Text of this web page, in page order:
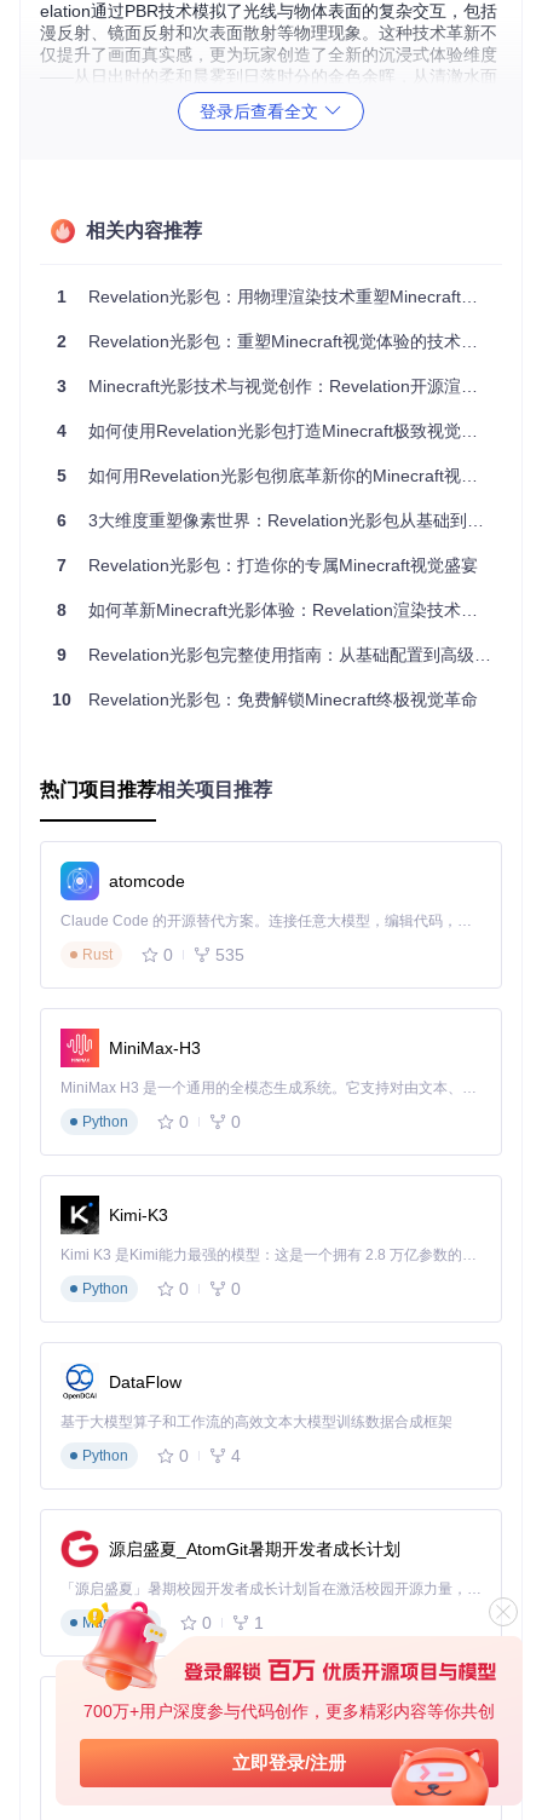
700万+用户深度参与代码创作，更多精彩内容等你共创
立即登录/注册
elation通过PBR技术模拟了光线与物体表面的复杂交互，包括
漫反射、镜面反射和次表面散射等物理现象。这种技术革新不
仅提升了画面真实感，更为玩家创造了全新的沉浸式体验维度
——从日出时的柔和晨雾到日落时分的金色余晖，从清澈水面
的波光粼粼到深邃星空的浩瀚无垠，每个场景都呈现出前所未
实现逼真光照：PBR渲染引擎的技术突破
光照的真实物理交互。在传统渲染方案中，材质表现往往通过
（BRDF）精确模拟不同材质的光学特性。
    A[光源发射] --> B[光线传播]
    B --> C{表面交互}
    C --> D[漫反射]
    C --> E[镜面反射]
    C --> F[折射]
    D --> G[颜色吸收]
    E --> H[高光计算]
    F --> I[透明效果]
光影包中的BRDF实现位于shaders/lib/surface/BRDF.gl
个参数控制材质表现。金属材质会反射更多环境光，而非金属
构建动态天空：大气散射与星图系统
Revelation实现了基于瑞利散射和米氏散射的大气模型，使游
戏天空随时间、天气动态变化。该系统主要由三个组件构成：
大气散射算法、动态光照调节和高分辨率星图纹理。
星图纹理
采用4096x2048的高分辨率HDR格式存储，包含了真实星空数
据。在游戏中，这个纹理会根据时间和地理位置动态调整，呈
现从银河到星座的丰富细节。夜晚场景中，星图与大气散射效
果结合，创造出令人惊叹的夜空效果，极大增强了游戏的沉浸
感。
打造真实水体：多层渲染与物理模拟
水体渲染是Revelation的另一大技术亮点，通过多层渲染技术
实现了从浅水区到深水区的视觉过渡。水面效果由反射、折
射、波浪动画和水下散射四个模块组成：
反射系统：通过环境立方体贴图捕捉周围场景，实现水面对
天空和环境的实时反射
折射效果：根据水深和水质参数，模拟光线穿过水面时的偏
折现象
动效果
水下散射：模拟光线在水中传播时的吸收和散射，创造出符
合深度的颜色变化
这些技术实现主要集中在
复杂的数学计算实现了Minecraft中最逼真的水体效果之一。
应用场景指南：从新手到专家的进阶路径
新手入门：基础安装与配置优化
安装部署步骤
通过Git命令获取项目资源：
git clone https://gitco
de.com/gh_mirrors/re/Revelation
将shaders文件夹复制到Minecraft游戏目录下的resourcep
acks文件夹
在游戏设置的视频选项中启用光影包
基础配置建议
效果说明
登录后查看全文
相关内容推荐
1 Revelation光影包：用物理渲染技术重塑Minecraft视觉体验
2 Revelation光影包：重塑Minecraft视觉体验的技术突破
3 Minecraft光影技术与视觉创作：Revelation开源渲染工具全解析
4 如何使用Revelation光影包打造Minecraft极致视觉体验：全面技术指南
5 如何用Revelation光影包彻底革新你的Minecraft视觉体验
6 3大维度重塑像素世界：Revelation光影包从基础到进阶的沉浸体验指南
7 Revelation光影包：打造你的专属Minecraft视觉盛宴
8 如何革新Minecraft光影体验：Revelation渲染技术的探索与进阶指南
9 Revelation光影包完整使用指南：从基础配置到高级渲染
10 Revelation光影包：免费解锁Minecraft终极视觉革命
热门项目推荐相关项目推荐
atomcode
Claude Code 的开源替代方案。连接任意大模型，编辑代码，运行命令，自动验证 — 全自动执行。用 Rust 构建，极致性能。 ｜ An open-source alternative to Claude Code. Connect any LLM, edit code, run commands, and verify changes — autonomously. Built in Rust for speed. Get Started
Rust
0 535
MiniMax-H3
MiniMax H3 是一个通用的全模态生成系统。它支持对由文本、图像、视频和音频组成的多模态上下文进行统一理解，并能生成分辨率高达 2K、时长可达 15 秒的带原生立体声音频的视频。得益于面向任务泛化的系统设计，H3 在预训练阶段就已具备广泛的多模态上下文理解与生成能力，能够出色地执行复杂的多模态指令。
Python
0 0
Kimi-K3
Kimi K3 是Kimi能力最强的模型：这是一个拥有 2.8 万亿参数的混合专家（MoE）模型，具备原生视觉理解能力，并支持 100 万 token 的上下文窗口。
Python
0 0
DataFlow
基于大模型算子和工作流的高效文本大模型训练数据合成框架
Python
0 4
源启盛夏_AtomGit暑期开发者成长计划
「源启盛夏」暑期校园开发者成长计划旨在激活校园开源力量，通过积分激励、认证扶持、资源倾斜等形式，引导高校组织和开发者完成「入驻 — 建项目 — 做贡献 — 获认证 — 得资源」的完整闭环。无论你是想带领社团入驻平台的组织者，还是希望用代码贡献证明自己的开发者，都能在这里找到属于你的成长路径。
Markdown
0 1
py-xiaozhi
基于Python的Xiaozhi AI，适用于想要完整Xiaozhi体验而无需拥有专用硬件的用户。
Python
0 1